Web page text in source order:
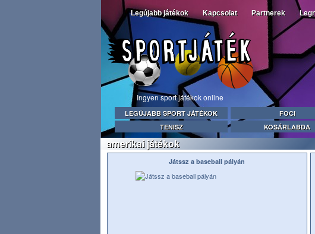
Legújabb játékok Kapcsolat Partnerek
Ingyen sport játékok online
LEGÚJABB SPORT JÁTÉKOK FOCI
TENISZ
KOSÁRLABDA
amerikai játékok
Játssz a baseball pályán